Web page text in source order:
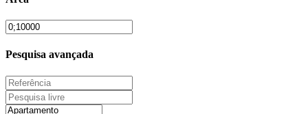
Pesquisa avançada